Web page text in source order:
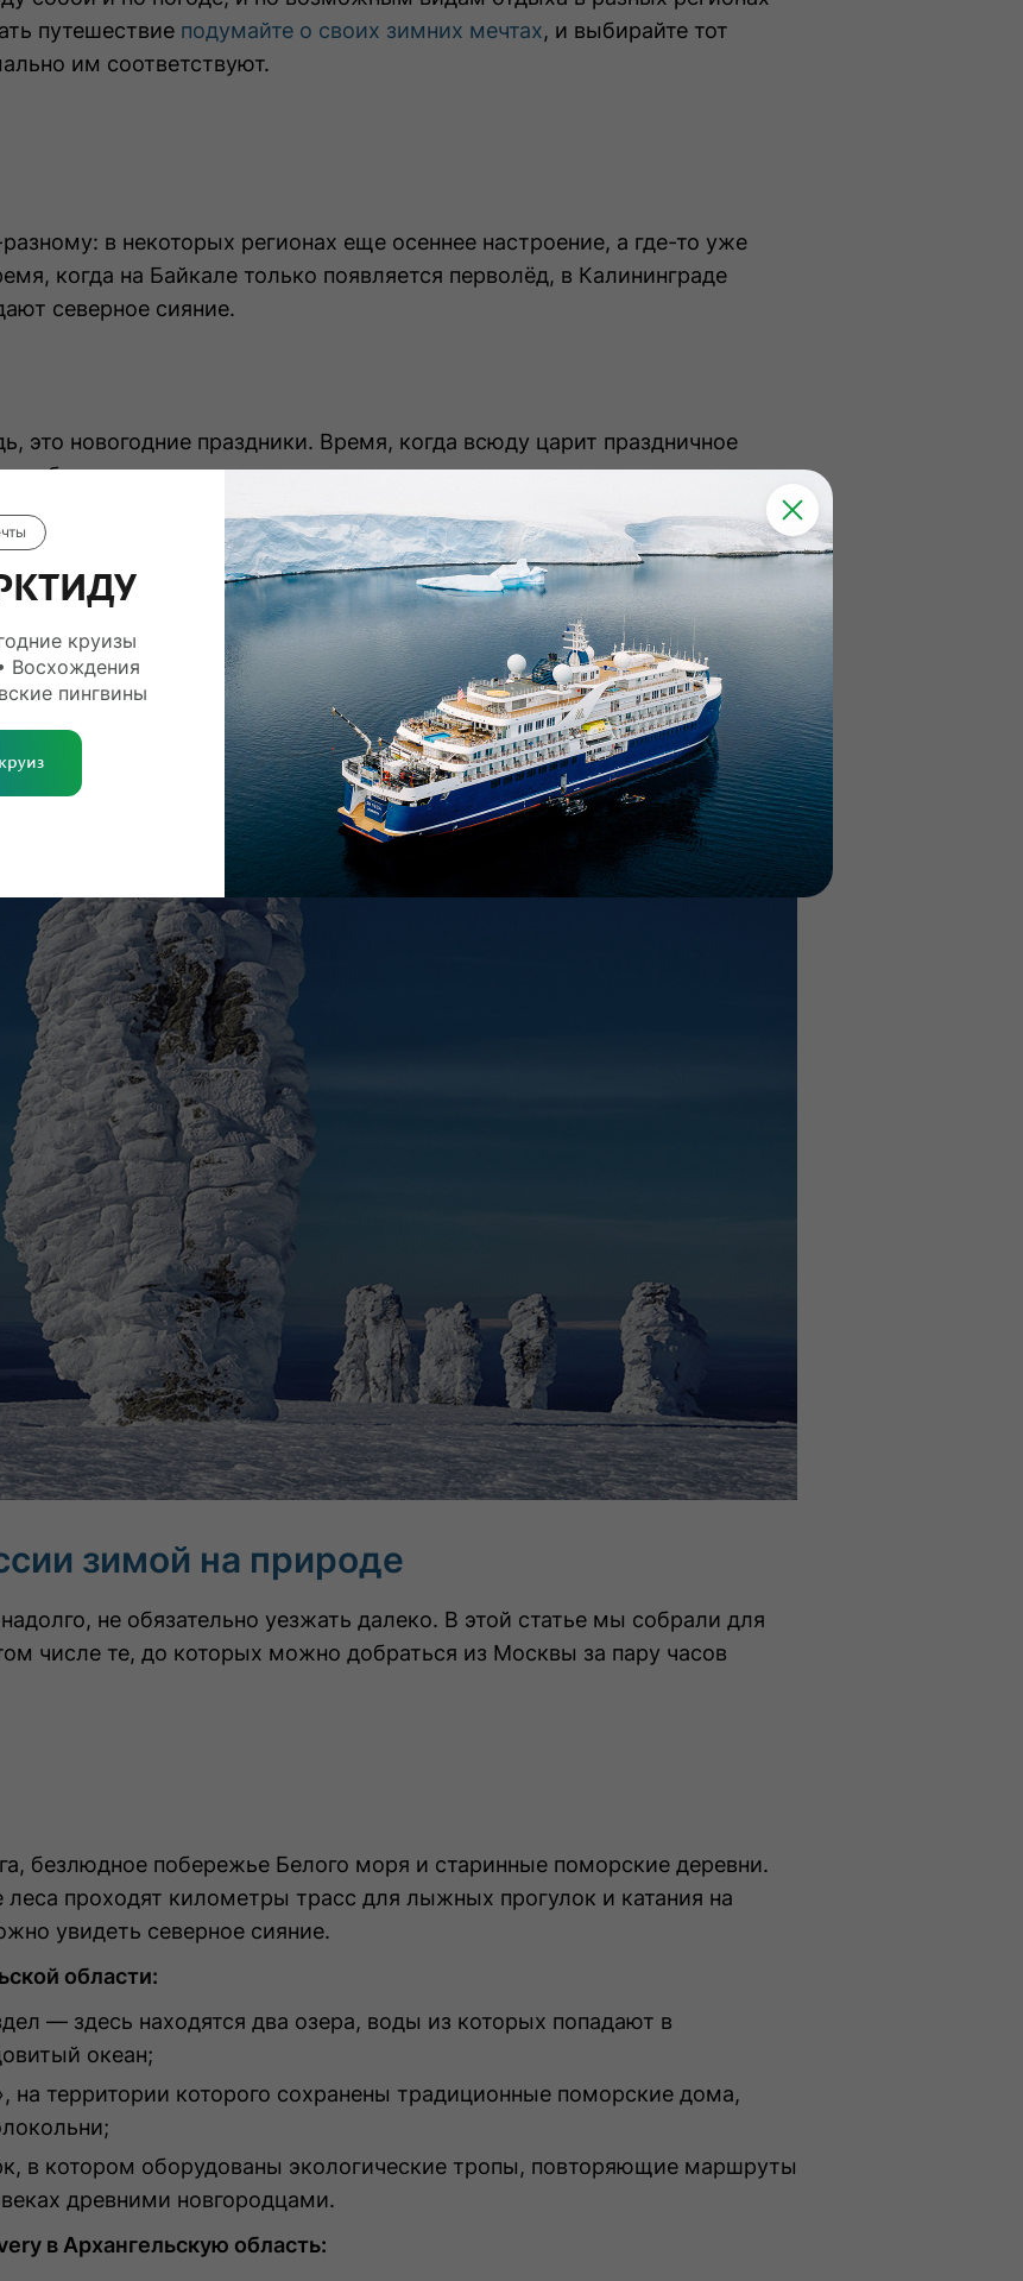
путешествие подумайте о своих зимних мечтах, и выбирайте тот
им соответствуют.
в некоторых регионах еще осеннее настроение, а где-то уже
когда на Байкале только появляется перволёд, в Калининграде
северное сияние.
это новогодние праздники. Время, когда всюду царит праздничное
любите шумные мероприятия, то лучше всего отправиться в
Камчатку или в Антарктиду, в которой в это время пик летнего сезона.
морозы и больше всего снега. Это особенно хорошее время для
зимой на природе
не обязательно уезжать далеко. В этой статье мы собрали для
числе те, до которых можно добраться из Москвы за пару часов
безлюдное побережье Белого моря и старинные поморские деревни.
проходят километры трасс для лыжных прогулок и катания на
увидеть северное сияние.
области:
— здесь находятся два озера, воды из которых попадают в
океан;
территории которого сохранены традиционные поморские дома,
в котором оборудованы экологические тропы, повторяющие маршруты
древними новгородцами.
в Архангельскую область:
круизы
Восхождения
пингвины